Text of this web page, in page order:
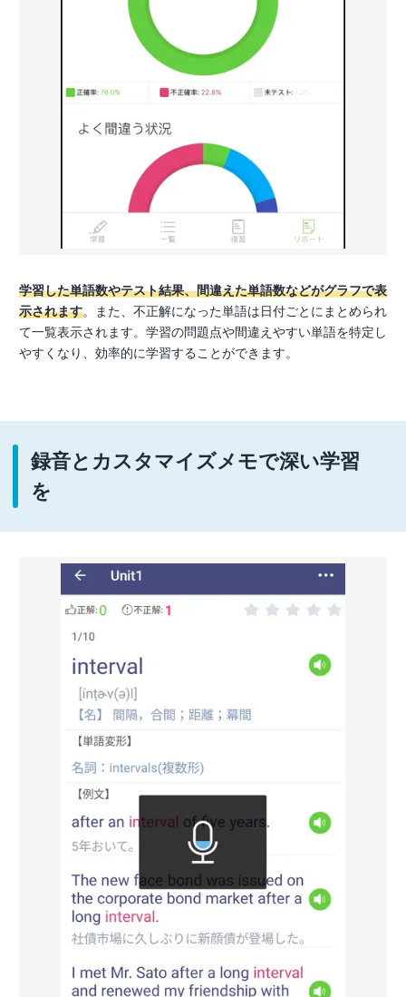
学習した単語数やテスト結果、間違えた単語数などがグラフで表
示されます。また、不正解になった単語は日付ごとにまとめられ
て一覧表示されます。学習の問題点や間違えやすい単語を特定し
やすくなり、効率的に学習することができます。
録音とカスタマイズメモで深い学習
を